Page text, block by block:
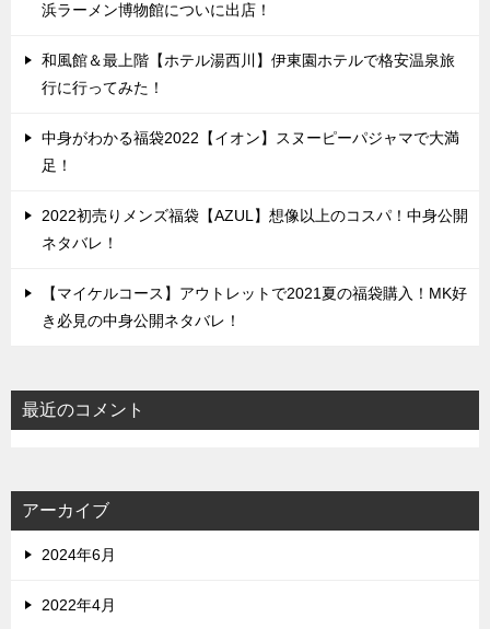
浜ラーメン博物館についに出店！
和風館＆最上階【ホテル湯西川】伊東園ホテルで格安温泉旅
行に行ってみた！
中身がわかる福袋2022【イオン】スヌーピーパジャマで大満
足！
2022初売りメンズ福袋【AZUL】想像以上のコスパ！中身公開
ネタバレ！
【マイケルコース】アウトレットで2021夏の福袋購入！MK好
き必見の中身公開ネタバレ！
最近のコメント
アーカイブ
2024年6月
2022年4月